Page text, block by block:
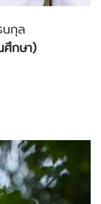
กุล
ศึกษา)